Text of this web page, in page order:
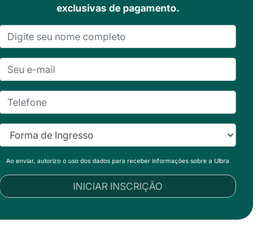
exclusivas de pagamento.
Ao enviar, autorizo o uso dos dados para receber informações sobre a Ulbra
INICIAR INSCRIÇÃO